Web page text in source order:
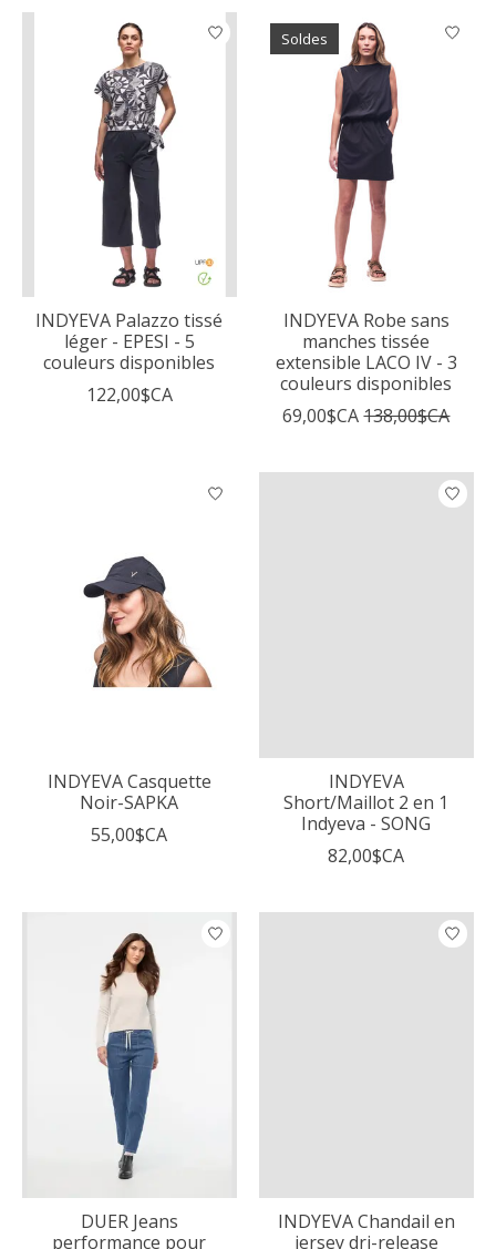
INDYEVA Palazzo tissé
léger - EPESI - 5
couleurs disponibles
122,00$CA
Soldes
INDYEVA Robe sans
manches tissée
extensible LACO IV - 3
couleurs disponibles
69,00$CA 138,00$CA
INDYEVA Casquette
Noir-SAPKA
55,00$CA
INDYEVA
Short/Maillot 2 en 1
Indyeva - SONG
82,00$CA
DUER Jeans
performance pour
INDYEVA Chandail en
jersey dri-release